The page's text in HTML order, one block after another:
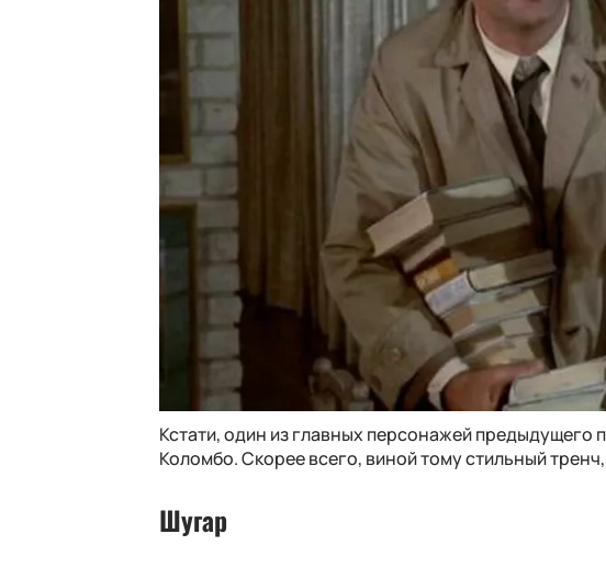
Кстати, один из главных персонажей
Коломбо. Скорее всего, виной тому стильный
Шугар